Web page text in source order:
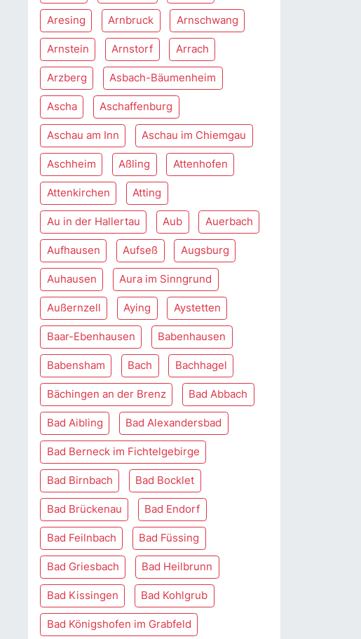
Aresing Arnbruck Arnschwang
Arnstein Arnstorf Arrach
Arzberg Asbach-Bäumenheim
Ascha Aschaffenburg
Aschau am Inn Aschau im Chiemgau
Aschheim Aßling Attenhofen
Attenkirchen Atting
Au in der Hallertau Aub Auerbach
Aufhausen Aufseß Augsburg
Auhausen Aura im Sinngrund
Außernzell Aying Aystetten
Baar-Ebenhausen Babenhausen
Babensham Bach Bachhagel
Bächingen an der Brenz Bad Abbach
Bad Aibling Bad Alexandersbad
Bad Berneck im Fichtelgebirge
Bad Birnbach Bad Bocklet
Bad Brückenau Bad Endorf
Bad Feilnbach Bad Füssing
Bad Griesbach Bad Heilbrunn
Bad Kissingen Bad Kohlgrub
Bad Königshofen im Grabfeld